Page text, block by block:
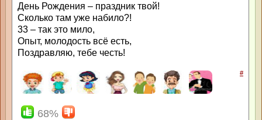
День Рождения – праздник твой!
Сколько там уже набило?!
33 – так это мило,
Опыт, молодость всё есть,
Поздравляю, тебе честь!
#
68%